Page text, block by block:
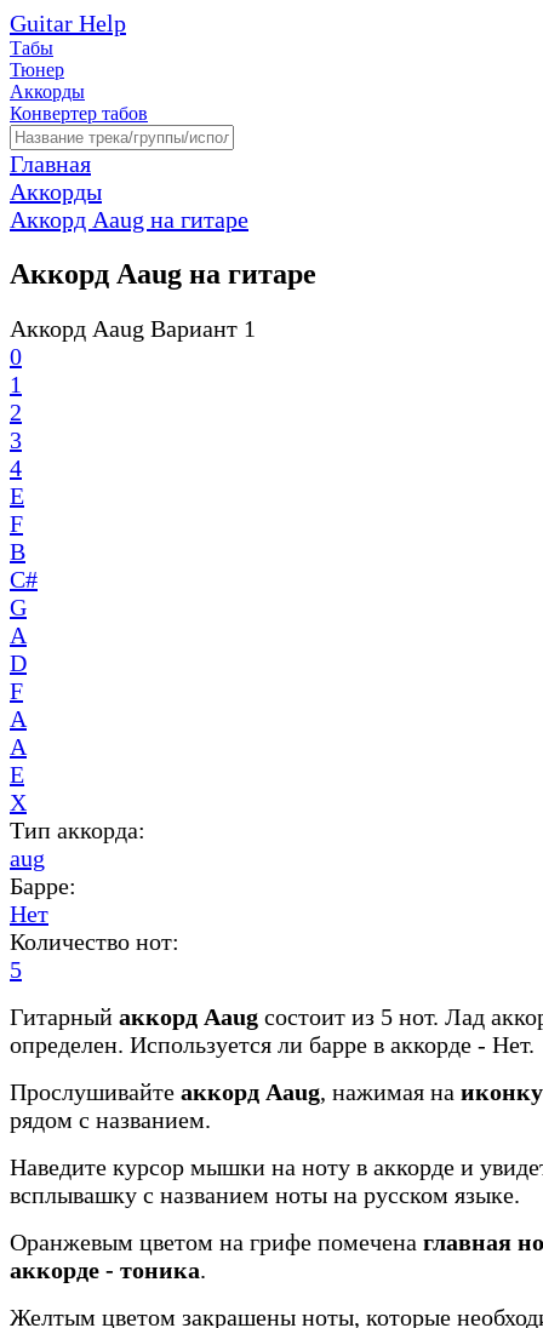
Guitar Help
Табы
Тюнер
Аккорды
Конвертер табов
Главная
Аккорды
Аккорд Aaug на гитаре
Аккорд Aaug на гитаре
Аккорд Aaug Вариант 1
0
1
2
3
4
E
F
B
C#
G
A
D
F
A
A
E
X
Тип аккорда:
aug
Барре:
Нет
Количество нот:
5
Гитарный аккорд Aaug состоит из 5 нот. Лад
определен. Используется ли барре в аккорде - Нет.
Прослушивайте аккорд Aaug, нажимая на
рядом с названием.
Наведите курсор мышки на ноту в аккорде и
всплывашку с названием ноты на русском языке.
Оранжевым цветом на грифе помечена главная
аккорде - тоника.
Желтым цветом закрашены ноты, которые